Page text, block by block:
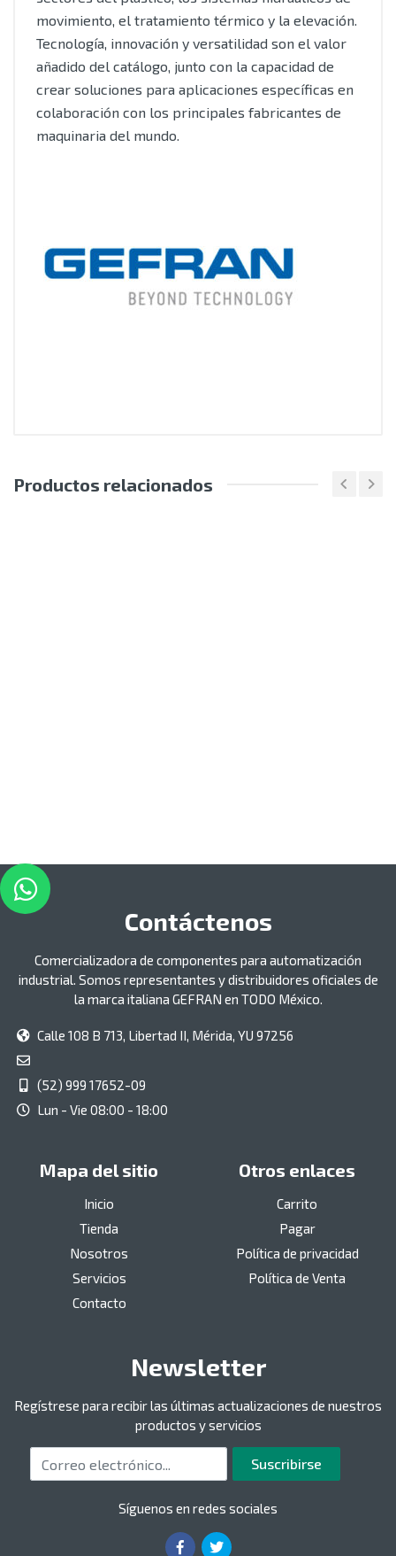
movimiento, el tratamiento térmico y la elevación.
Tecnología, innovación y versatilidad son el valor
añadido del catálogo, junto con la capacidad de
crear soluciones para aplicaciones específicas en
colaboración con los principales fabricantes de
maquinaria del mundo.
Productos relacionados
Contáctenos
Comercializadora de componentes para automatización
industrial. Somos representantes y distribuidores oficiales de
la marca italiana GEFRAN en TODO México.
Calle 108 B 713, Libertad II, Mérida, YU 97256
(52) 999 17652-09
Lun - Vie 08:00 - 18:00
Mapa del sitio
Inicio
Tienda
Nosotros
Servicios
Contacto
Otros enlaces
Carrito
Pagar
Política de privacidad
Política de Venta
Newsletter
Regístrese para recibir las últimas actualizaciones de nuestros
productos y servicios
Correo electrónico Suscribirse
Síguenos en redes sociales